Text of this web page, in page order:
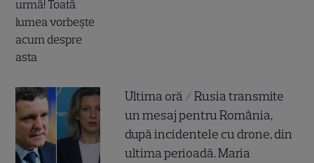
Ultima oră / Rusia transmite
un mesaj pentru România,
după incidentele cu drone, din
ultima perioadă. Maria